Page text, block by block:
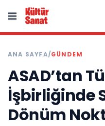
ANA SAYFA/GÜNDEM
ASAD’tan
İşbirliğinde
Dönüm